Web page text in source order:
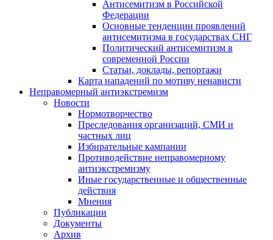
Антисемитизм в Российской
Федерации
Основные тенденции проявлений
антисемитизма в государствах СНГ
Политический антисемитизм в
современной России
Статьи, доклады, репортажи
Карта нападений по мотиву ненависти
Неправомерный антиэкстремизм
Новости
Нормотворчество
Преследования организаций, СМИ и
частных лиц
Избирательные кампании
Противодействие неправомерному
антиэкстремизму
Иные государственные и общественные
действия
Мнения
Публикации
Документы
Архив